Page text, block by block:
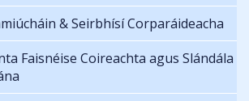
& Seirbhísí Corparáideacha
Faisnéise Coireachta agus Slándála